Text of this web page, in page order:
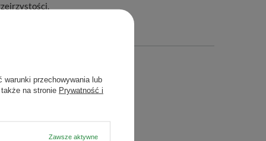
warunki przechowywania lub
na stronie Prywatność i
Zawsze aktywne